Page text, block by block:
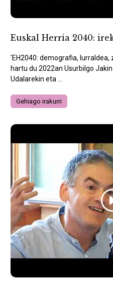
Euskal Herria 2040:
'EH2040: demografia,
hartu du 2022an Usurbilgo
Udalarekin eta ...
Gehiago irakurri